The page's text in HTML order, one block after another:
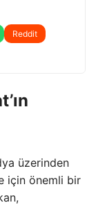
Reddit
üzerinden
için önemli bir